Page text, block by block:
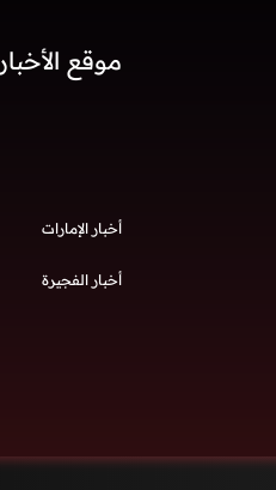
موقع الأخبار
أخبار الإمارات
أخبار الفجيرة